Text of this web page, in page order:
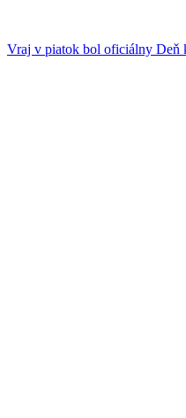
Vraj v piatok bol oficiálny Deň